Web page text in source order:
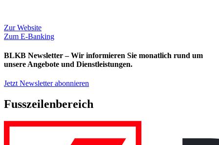
Zur Website
Zum E-Banking
BLKB Newsletter – Wir informieren Sie monatlich rund um
unsere Angebote und Dienstleistungen.
Jetzt Newsletter abonnieren
Fusszeilenbereich